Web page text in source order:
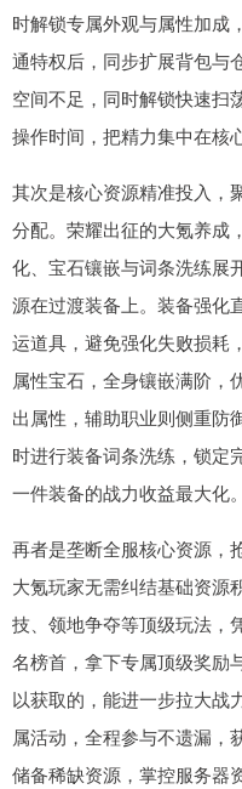
时解锁专属外观与属性加成
通特权后，同步扩展背包与
空间不足，同时解锁快速扫
操作时间，把精力集中在核
其次是核心资源精准投入，
分配。荣耀出征的大氪养成
化、宝石镶嵌与词条洗练展
源在过渡装备上。装备强化
运道具，避免强化失败损耗
属性宝石，全身镶嵌满阶，
出属性，辅助职业则侧重防
时进行装备词条洗练，锁定
一件装备的战力收益最大化。
再者是垄断全服核心资源，
大氪玩家无需纠结基础资源
技、领地争夺等顶级玩法，
名榜首，拿下专属顶级奖励
以获取的，能进一步拉大战
属活动，全程参与不遗漏，
储备稀缺资源，掌控服务器